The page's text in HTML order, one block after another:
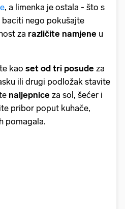
, a limenka je ostala - što s
baciti nego pokušajte
za različite namjene u
kao set od tri posude za
ili drugi podložak stavite
naljepnice za sol, šećer i
pribor poput kuhače,
pomagala.